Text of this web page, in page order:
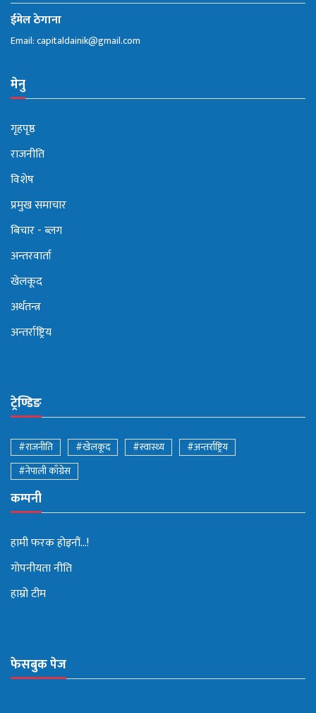
ईमेल ठेगाना
Email:capitaldainik@gmail.com
मेनु
गृहपृष्ठ
राजनीति
विशेष
प्रमुख समाचार
बिचार - ब्लग
अन्तरवार्ता
खेलकूद
अर्थतन्त्र
अन्तर्राष्ट्रिय
ट्रेण्डिङ
#राजनीति #खेलकूद #स्वास्थ्य
#अन्तर्राष्ट्रिय
#नेपाली काँग्रेस
कम्पनी
हामी फरक होइनौं...!
गोपनीयता नीति
हाम्रो टीम
फेसबुक पेज